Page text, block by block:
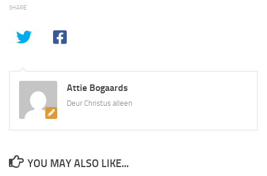
SHARE
Attie Bogaards
Deur Christus alleen
YOU MAY ALSO LIKE...